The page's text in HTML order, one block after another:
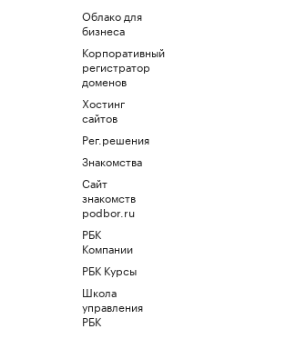
Облако для
бизнеса
Корпоративный
регистратор
доменов
Хостинг
сайтов
Рег.решения
Знакомства
Сайт
знакомств
podbor.ru
РБК
Компании
РБК Курсы
Школа
управления
РБК